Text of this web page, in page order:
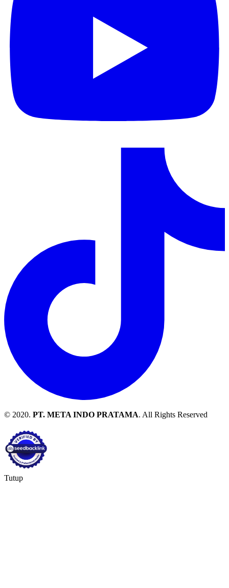
© 2020. PT. META INDO PRATAMA. All Rights Reserved
Tutup